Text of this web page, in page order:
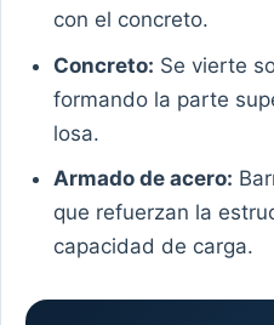
con el concreto.
Concreto: Se vierte
formando la parte
losa.
Armado de acero:
que refuerzan la
capacidad de carga.